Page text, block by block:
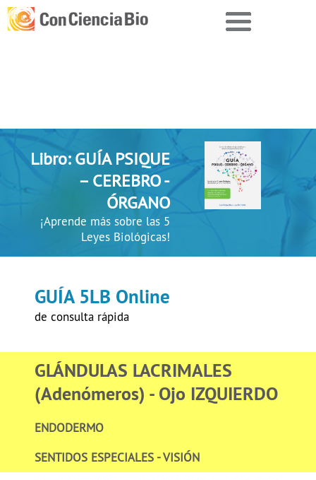
Libro: GUÍA PSIQUE
– CEREBRO -
ÓRGANO
¡Aprende más sobre las 5
Leyes Biológicas!
GUÍA 5LB Online
de consulta rápida
GLÁNDULAS LACRIMALES
(Adenómeros) - Ojo IZQUIERDO
ENDODERMO
SENTIDOS ESPECIALES - VISIÓN